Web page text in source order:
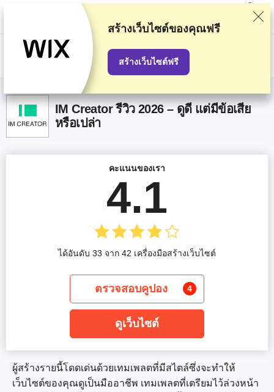
พวกเราจัดอันดับผู้ให้บริการตามการทดสอบและค้นคว้าอย่างเข้มงวด แต่ก็จะมี
การคำนึงถึงความคิดเห็นของคุณและข้อตกลงเชิงพาณิชย์ของเรากับผู้ให้
บริการด้วย หน้านี้มีลิงก์ affiliateการเปิดเผยข้อมูลการโฆษณา
IM Creator รีวิว 2026 – ดูดี แต่มีข้อเสีย
หรือเปล่า
ผู้สร้างรายนี้โดดเด่นด้วยเทมเพลตที่มีสไตล์ซึ่งจะทำให้
เว็บไซต์ของคุณดูเป็นมืออาชีพ เทมเพลตที่เตรียมไว้ล่วงหน้า
คะแนนของเรา
4.1
ได้อันดับ 33 จาก 42 เครื่องมือสร้างเว็บไซต์
ตรวจสอบคูปอง 4
ดูเว็บไซต์
สร้างเว็บไซต์ของคุณฟรี
สร้างเว็บไซต์ฟรี